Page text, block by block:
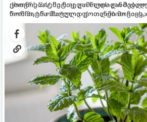
ცხოვრებას, მეტიც, გამოცდილი
რომ პიტნა მხოლოდ ქოთანში
გრუნტში (ბაღში) დარგვისას ის
სწრაფად ვრცელდება და სხვა
ქოთნის პიტნა მთელი წლის
ნორჩი, არომატული ფოთლებით ჩაის,
კერძებისთვის.